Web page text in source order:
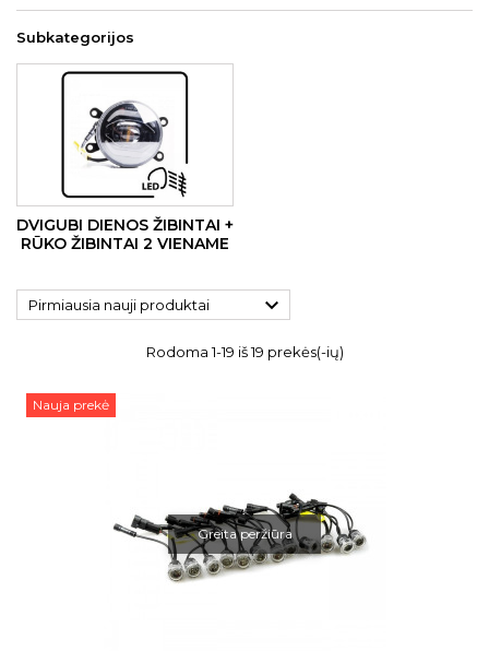
Subkategorijos
DVIGUBI DIENOS ŽIBINTAI +
RŪKO ŽIBINTAI 2 VIENAME
Pirmiausia nauji produktai 
Rodoma 1-19 iš 19 prekės(-ių)
Nauja prekė
Greita peržiūra